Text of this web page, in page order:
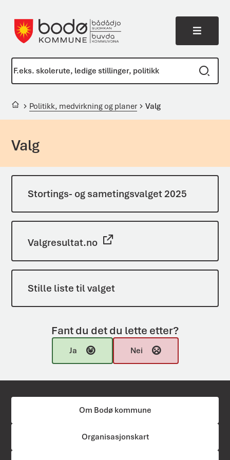
Meny
Du er her:Politikk, medvirkning og planer Valg
Valg
Stortings- og sametingsvalget 2025
Valgresultat.no
Stille liste til valget
Fant du det du lette etter?
Ja Nei
Om Bodø kommune
Organisasjonskart